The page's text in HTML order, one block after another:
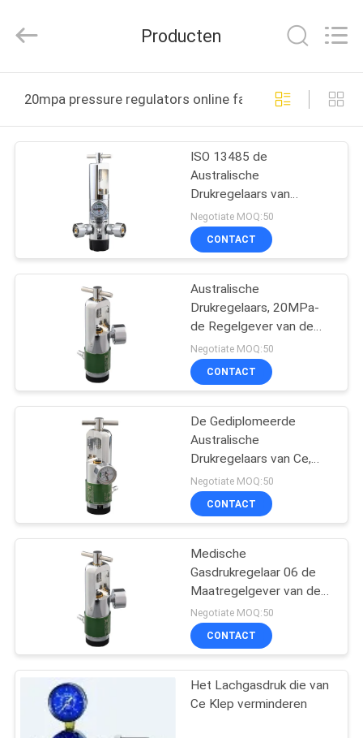
PRODUCTEN
ONGEVEER
FABRIEKSREIS
KWALITEITSCONTROLE
CONTACTEER
ONS
VERZOEK
CITAAT
SITEMAP
PRIVACY
POLICY
Ltd..
Reserved.
Producten
20mpa pressure regulators online fabricage
ISO 13485 de
Australische
Drukregelaars van
20MPa
Negotiate MOQ:50
CONTACT
Australische
Drukregelaars, 20MPa-
de Regelgever van de
Stroommaat
Negotiate MOQ:50
CONTACT
De Gediplomeerde
Australische
Drukregelaars van Ce,
Medische
Zuurstofdrukregelaar
Negotiate MOQ:50
CONTACT
Medische
Gasdrukregelaar 06 de
Maatregelgever van de
Typestroom
Negotiate MOQ:50
CONTACT
Het Lachgasdruk die van
Ce Klep verminderen